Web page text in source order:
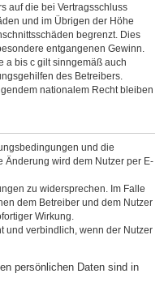
auf die bei Vertragsschluss
und im Übrigen der Höhe
begrenzt. Dies
entgangenen Gewinn.
a bis c gilt sinngemäß auch
des Betreibers.
nationalem Recht bleiben
und die
Änderung wird dem Nutzer per E-
zu widersprechen. Im Falle
dem Betreiber und dem Nutzer
Wirkung.
und verbindlich, wenn der Nutzer
persönlichen Daten sind in